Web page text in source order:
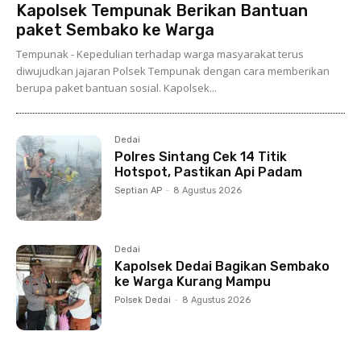
Kapolsek Tempunak Berikan Bantuan
paket Sembako ke Warga
Tempunak - Kepedulian terhadap warga masyarakat terus
diwujudkan jajaran Polsek Tempunak dengan cara memberikan
berupa paket bantuan sosial. Kapolsek...
Dedai
Polres Sintang Cek 14 Titik
Hotspot, Pastikan Api Padam
Septian AP - 8 Agustus 2026
Dedai
Kapolsek Dedai Bagikan Sembako
ke Warga Kurang Mampu
Polsek Dedai - 8 Agustus 2026